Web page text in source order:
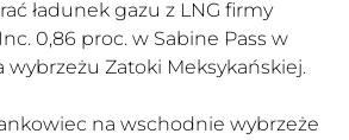
ładunek gazu z LNG firmy
0,86 proc. w Sabine Pass w
wybrzeżu Zatoki Meksykańskiej.
na wschodnie wybrzeże